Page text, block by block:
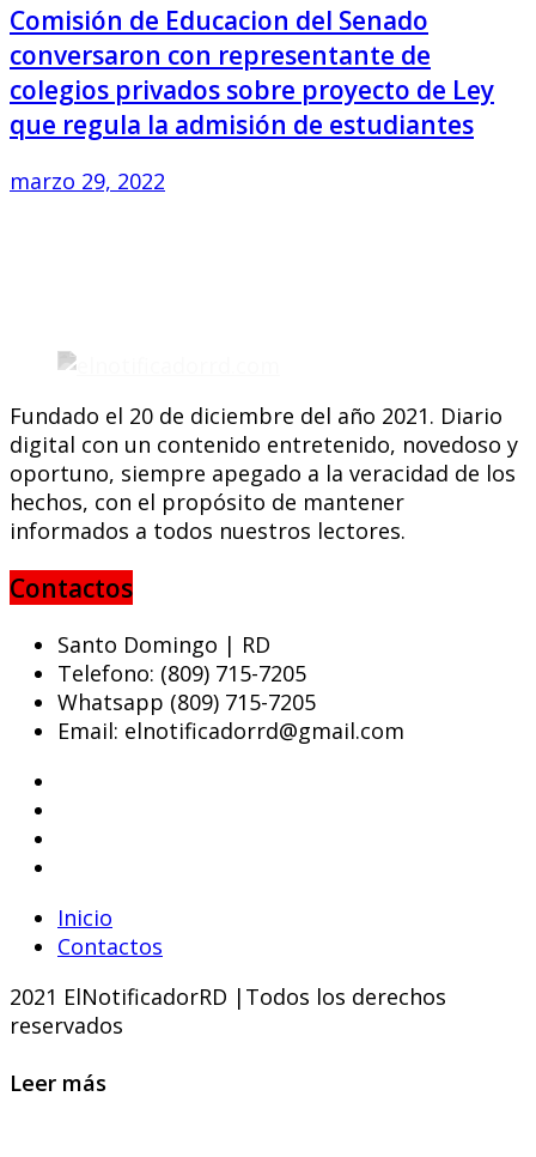
Comisión de Educacion del Senado
conversaron con representante de
colegios privados sobre proyecto de Ley
que regula la admisión de estudiantes
marzo 29, 2022
Fundado el 20 de diciembre del año 2021. Diario
digital con un contenido entretenido, novedoso y
oportuno, siempre apegado a la veracidad de los
hechos, con el propósito de mantener
informados a todos nuestros lectores.
Contactos
Santo Domingo | RD
Telefono: (809) 715-7205
Whatsapp (809) 715-7205
Email: elnotificadorrd@gmail.com
Inicio
Contactos
2021 ElNotificadorRD |Todos los derechos
reservados
Leer más